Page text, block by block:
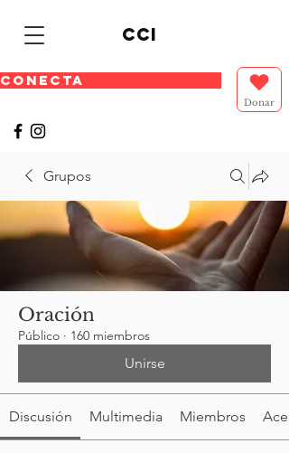
cci
CONECTA
Donar
Grupos
Oración
Público · 160 miembros
Unirse
Discusión Multimedia Miembros